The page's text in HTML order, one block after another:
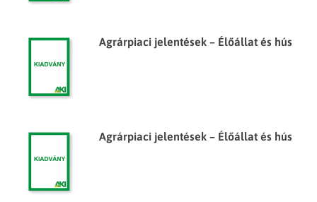
Agrárpiaci jelentések – Élőállat és hús
Agrárpiaci jelentések – Élőállat és hús